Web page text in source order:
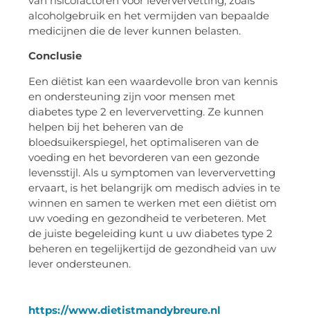
alcoholgebruik en het vermijden van bepaalde
medicijnen die de lever kunnen belasten.
Conclusie
Een diëtist kan een waardevolle bron van kennis
en ondersteuning zijn voor mensen met
diabetes type 2 en leververvetting. Ze kunnen
helpen bij het beheren van de
bloedsuikerspiegel, het optimaliseren van de
voeding en het bevorderen van een gezonde
levensstijl. Als u symptomen van leververvetting
ervaart, is het belangrijk om medisch advies in te
winnen en samen te werken met een diëtist om
uw voeding en gezondheid te verbeteren. Met
de juiste begeleiding kunt u uw diabetes type 2
beheren en tegelijkertijd de gezondheid van uw
lever ondersteunen.
https://www.dietistmandybreure.nl